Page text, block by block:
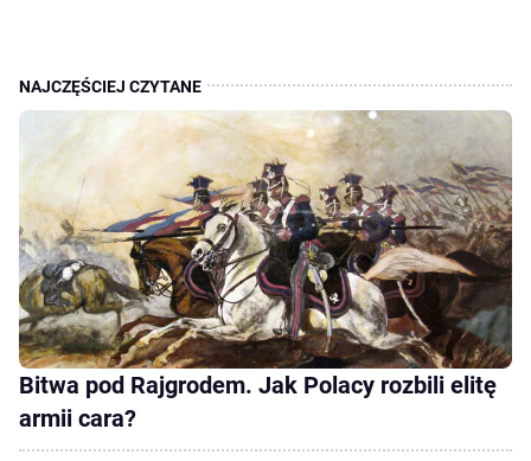
Bitwa pod Rajgrodem. Jak Polacy rozbili elitę
armii cara?